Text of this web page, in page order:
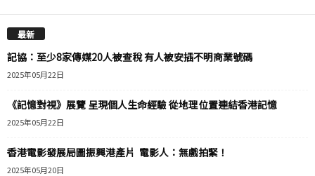
最新
記協：至少8家傳媒20人被查稅 有人被安插不明商業號碼
2025年05月22日
《記憶對視》展覽 呈現個人生命經驗 從地理位置連結香港記憶
2025年05月22日
香港電影發展局圖振興港產片 電影人：無戲拍緊！
2025年05月20日